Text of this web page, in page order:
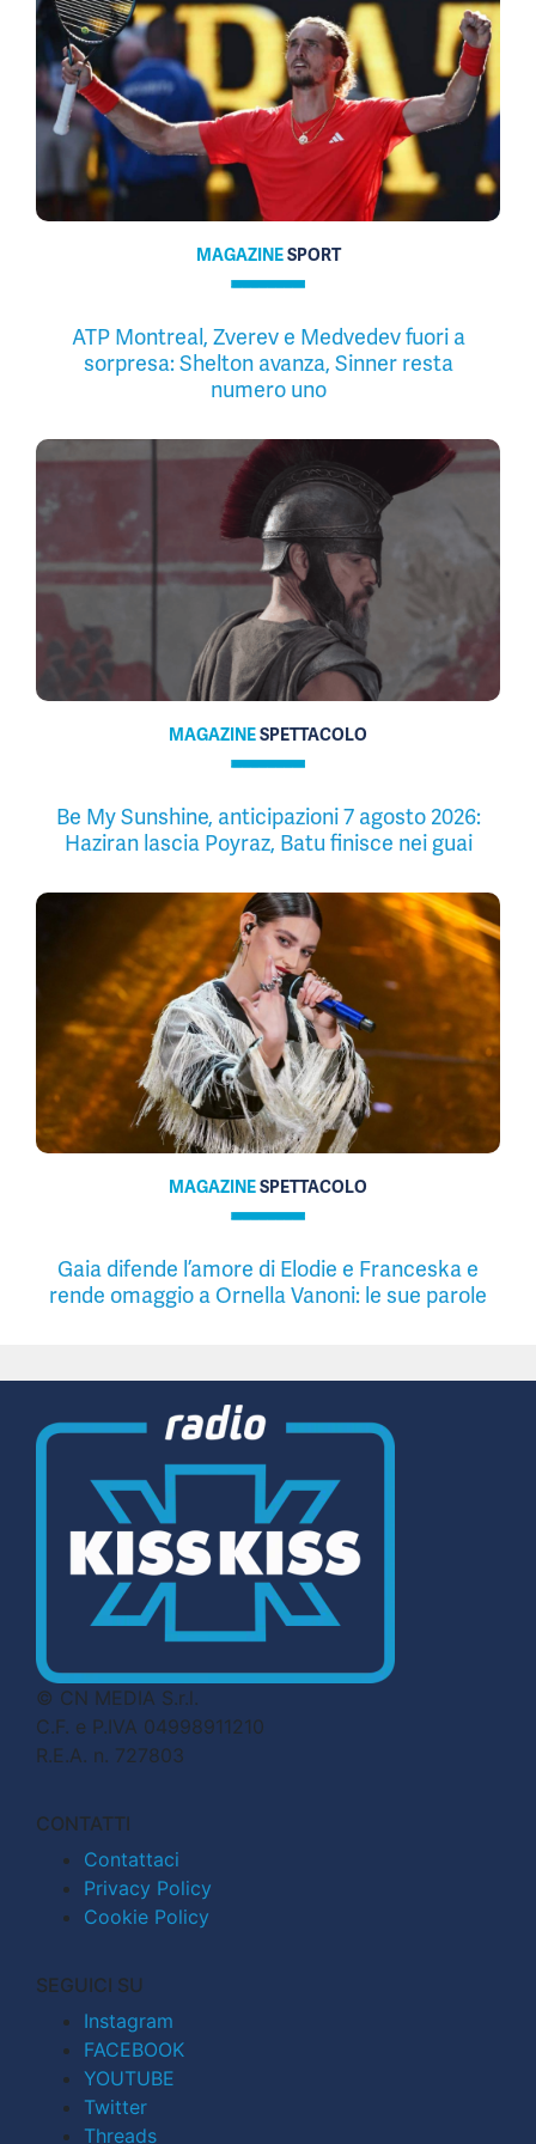
MAGAZINESPORT
ATP Montreal, Zverev e Medvedev fuori a
sorpresa: Shelton avanza, Sinner resta
numero uno
MAGAZINESPETTACOLO
Be My Sunshine, anticipazioni 7 agosto 2026:
Haziran lascia Poyraz, Batu finisce nei guai
MAGAZINESPETTACOLO
Gaia difende l’amore di Elodie e Franceska e
rende omaggio a Ornella Vanoni: le sue parole
© CN MEDIA S.r.l.
C.F. e P.IVA 04998911210
R.E.A. n. 727803
CONTATTI
Contattaci
Privacy Policy
Cookie Policy
SEGUICI SU
Instagram
FACEBOOK
YOUTUBE
Twitter
Threads